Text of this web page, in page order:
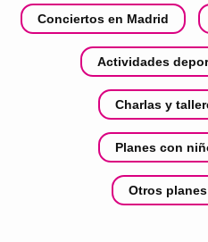
Conciertos en Madrid
Actividades
Charlas y
Planes con
Otros